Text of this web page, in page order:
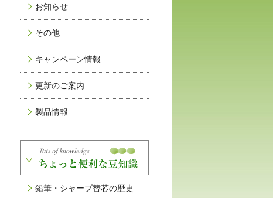
お知らせ
その他
キャンペーン情報
更新のご案内
製品情報
鉛筆・シャープ替芯の歴史